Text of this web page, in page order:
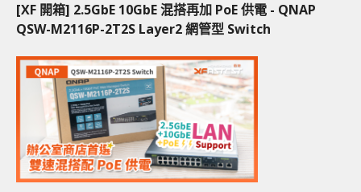
[XF 開箱] 2.5GbE 10GbE 混搭再加 PoE 供電 - QNAP
QSW-M2116P-2T2S Layer2 網管型 Switch